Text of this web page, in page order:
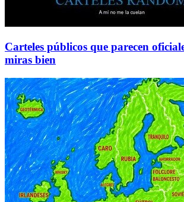
Carteles públicos que parecen
miras bien